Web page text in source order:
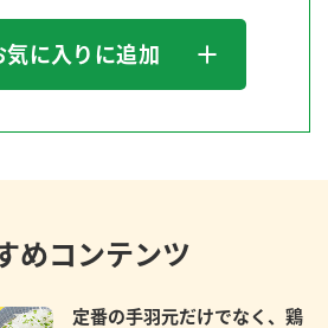
気に入りに追加
めコンテンツ
定番の手羽元だけでなく、鶏